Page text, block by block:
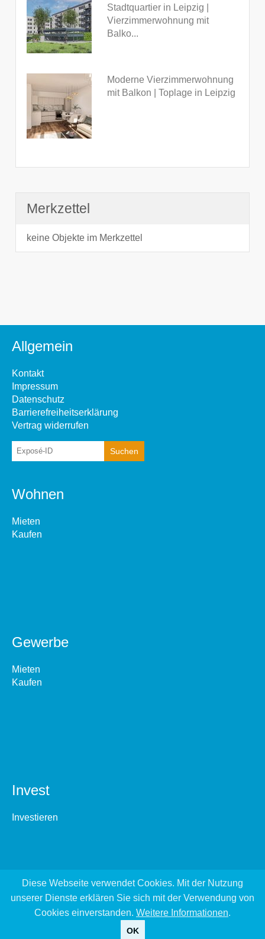
Stadtquartier in Leipzig |
Vierzimmerwohnung mit
Balko...
Moderne Vierzimmerwohnung
mit Balkon | Toplage in Leipzig
Merkzettel
keine Objekte im Merkzettel
Allgemein
Kontakt
Impressum
Datenschutz
Barrierefreiheitserklärung
Vertrag widerrufen
Wohnen
Mieten
Kaufen
Gewerbe
Mieten
Kaufen
Invest
Investieren
Diese Webseite verwendet Cookies. Mit der Nutzung
unserer Dienste erklären Sie sich mit der Verwendung von
Cookies einverstanden. Weitere Informationen.
OK